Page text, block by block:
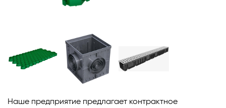
Наше предприятие предлагает контрактное